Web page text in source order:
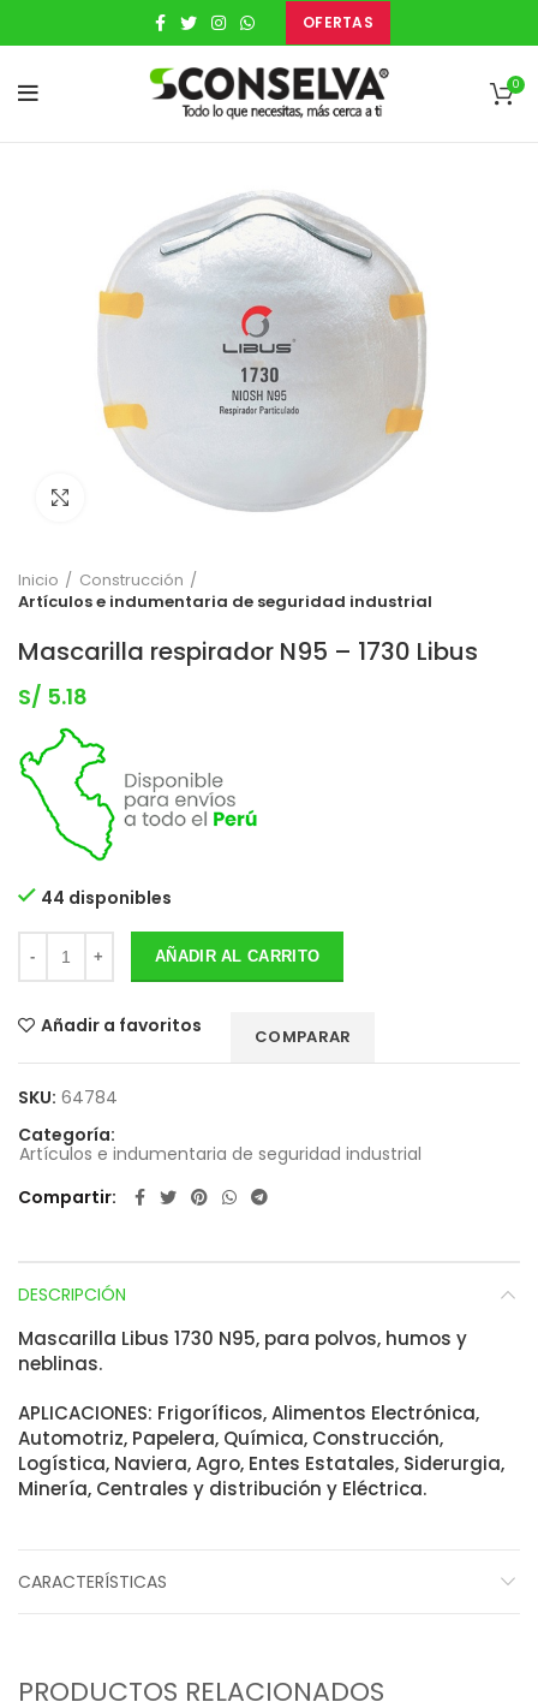
OFERTAS
0
Clic para expandir
Inicio
Construcción
Artículos e indumentaria de seguridad industrial
Mascarilla respirador N95 – 1730 Libus
S/ 5.18
44 disponibles
AÑADIR AL CARRITO
Añadir a favoritos COMPARAR
SKU: 64784
Categoría:
Artículos e indumentaria de seguridad industrial
Compartir
DESCRIPCIÓN
Mascarilla Libus 1730 N95, para polvos, humos y
neblinas.
APLICACIONES: Frigoríficos, Alimentos Electrónica,
Automotriz, Papelera, Química, Construcción,
Logística, Naviera, Agro, Entes Estatales, Siderurgia,
Minería, Centrales y distribución y Eléctrica.
CARACTERÍSTICAS
PRODUCTOS RELACIONADOS